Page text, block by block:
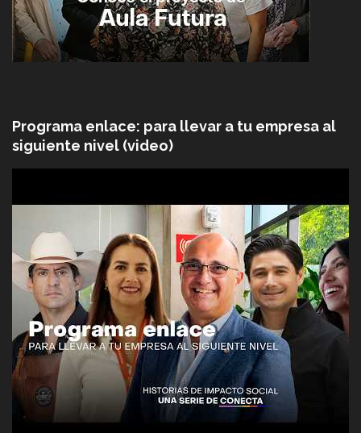
Programa enlace: para llevar a tu empresa al
siguiente nivel (video)